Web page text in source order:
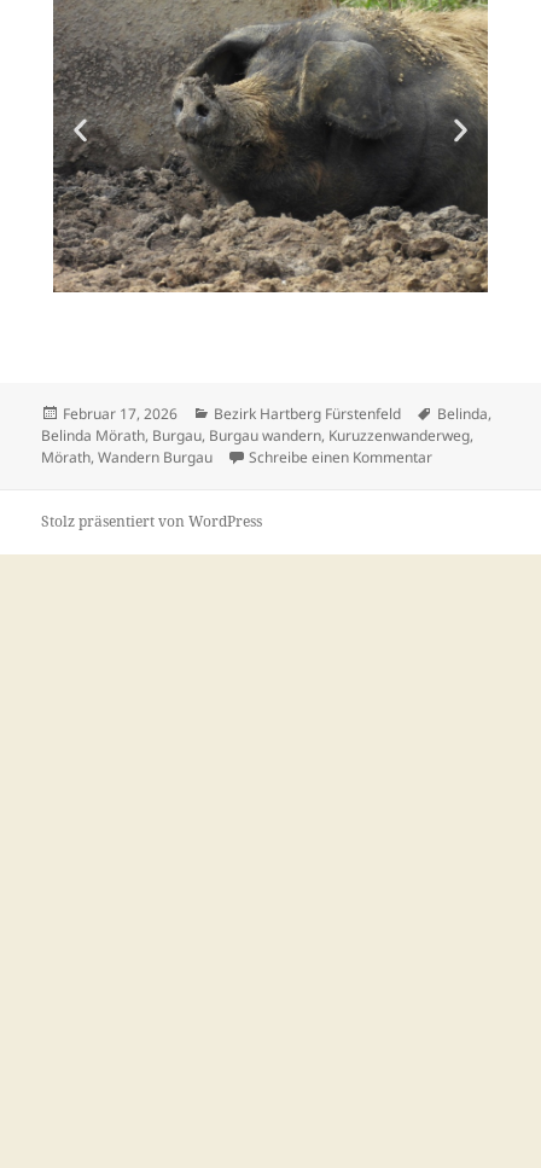
Februar 17, 2026 Bezirk Hartberg Fürstenfeld Belinda,
Belinda Mörath, Burgau, Burgau wandern, Kuruzzenwanderweg,
Mörath,Wandern Burgau Schreibe einen Kommentar
Stolz präsentiert von WordPress